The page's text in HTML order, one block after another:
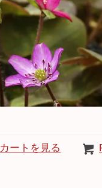
カートを見る